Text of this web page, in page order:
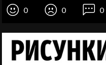
0 0 0